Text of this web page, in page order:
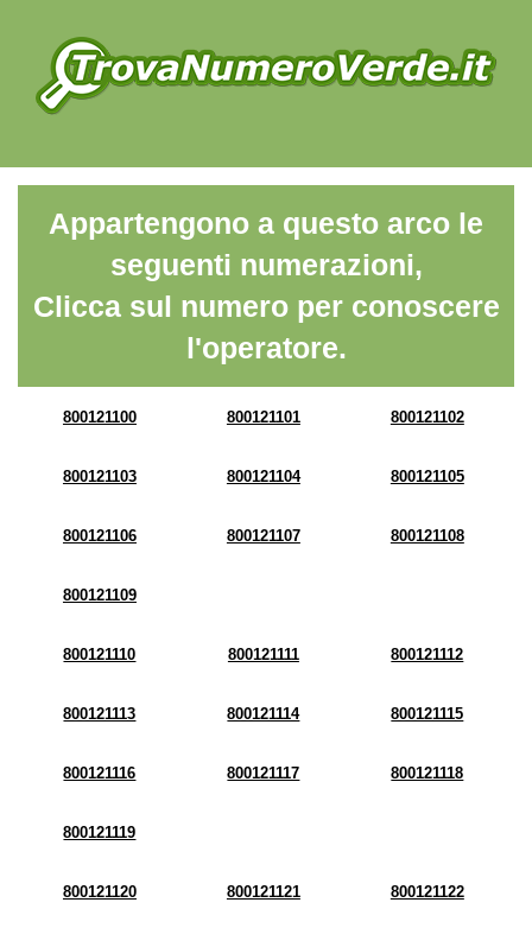
Appartengono a questo arco le
seguenti numerazioni,
Clicca sul numero per conoscere
l'operatore.
800121100 800121101 800121102
800121103 800121104 800121105
800121106 800121107 800121108
800121109
800121110 800121111 800121112
800121113 800121114 800121115
800121116 800121117 800121118
800121119
800121120 800121121 800121122